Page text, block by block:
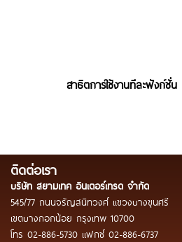
สาธิตการใช้งานทีละฟังก์ชั่น
ติดต่อเรา
บริษัท สยามเทค อินเตอร์เทรด จำกัด
545/77 ถนนจรัญสนิทวงศ์ แขวงบางขุนศรี
เขตบางกอกน้อย กรุงเทพ 10700
โทร 02-886-5730 แฟกซ์ 02-886-6737